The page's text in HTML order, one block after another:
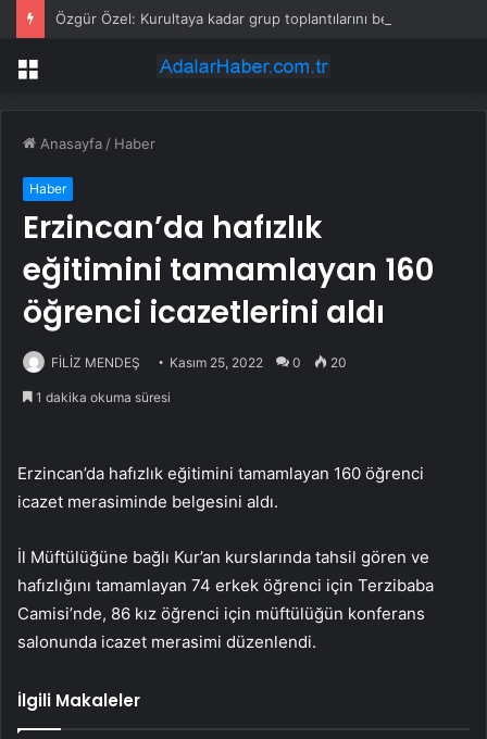
Menü
Anasayfa / Haber
Haber
Erzincan’da hafızlık
eğitimini tamamlayan 160
öğrenci icazetlerini aldı
FİLİZ MENDEŞ Kasım 25, 2022 0 20
1 dakika okuma süresi
Erzincan’da hafızlık eğitimini tamamlayan 160 öğrenci
icazet merasiminde belgesini aldı.
İl Müftülüğüne bağlı Kur’an kurslarında tahsil gören ve
hafızlığını tamamlayan 74 erkek öğrenci için Terzibaba
Camisi’nde, 86 kız öğrenci için müftülüğün konferans
salonunda icazet merasimi düzenlendi.
İlgili Makaleler